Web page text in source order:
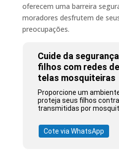
oferecem uma barreira
moradores desfrutem de
preocupações.
Cuide da
filhos com redes
telas mosquiteiras
Proporcione um
proteja seus filhos
transmitidas por
Cote via WhatsApp